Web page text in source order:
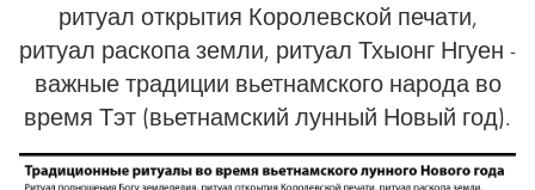
ритуал открытия Королевской печати,
ритуал раскопа земли, ритуал Тхыонг Нгуен -
важные традиции вьетнамского народа во
время Тэт (вьетнамский лунный Новый год).